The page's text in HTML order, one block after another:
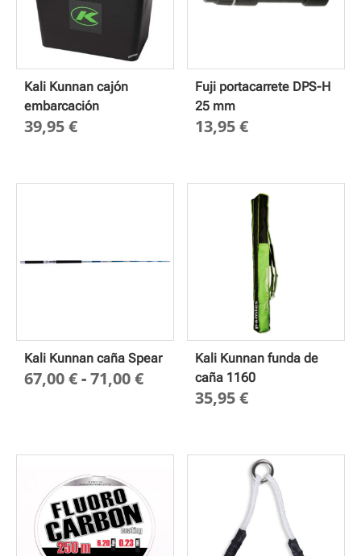
Kali Kunnan cajón
embarcación
39,95€
Fuji portacarrete DPS-H
25 mm
13,95€
Kali Kunnan caña Spear
67,00€-71,00€Rango
67,00 €
71,00 €
Kali Kunnan funda de
caña 1160
35,95€